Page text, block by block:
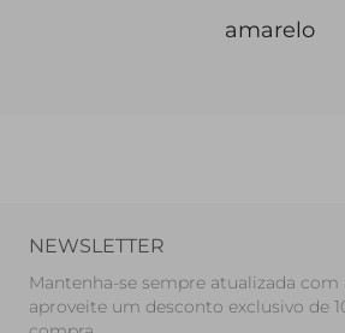
amarelo
NEWSLETTER
Mantenha-se sempre atualizada com
aproveite um desconto exclusivo de